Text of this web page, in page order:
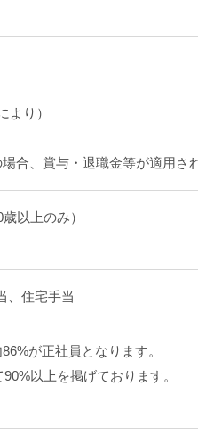
り）
合、賞与・退職金等が適用さ
以上のみ）
、住宅手当
が正社員となります。
以上を掲げております。